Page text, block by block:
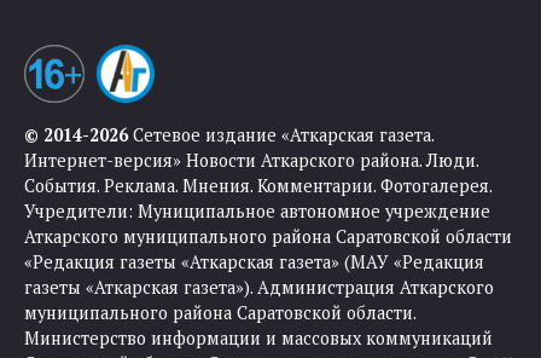
© 2014-2026Сетевое издание «Аткарская газета.
Интернет-версия» Новости Аткарского района. Люди.
События. Реклама. Мнения. Комментарии. Фотогалерея.
Учредители: Муниципальное автономное учреждение
Аткарского муниципального района Саратовской области
«Редакция газеты «Аткарская газета» (МАУ «Редакция
газеты «Аткарская газета»). Администрация Аткарского
муниципального района Саратовской области.
Министерство информации и массовых коммуникаций